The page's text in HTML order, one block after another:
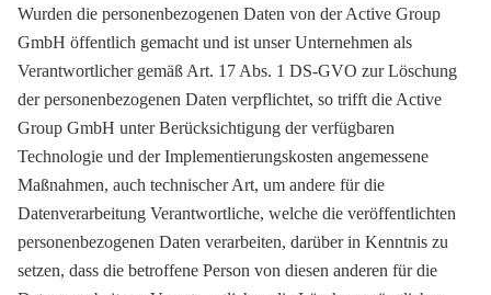
Wurden die personenbezogenen Daten von der Active Group
GmbH öffentlich gemacht und ist unser Unternehmen als
Verantwortlicher gemäß Art. 17 Abs. 1 DS-GVO zur Löschung
der personenbezogenen Daten verpflichtet, so trifft die Active
Group GmbH unter Berücksichtigung der verfügbaren
Technologie und der Implementierungskosten angemessene
Maßnahmen, auch technischer Art, um andere für die
Datenverarbeitung Verantwortliche, welche die veröffentlichten
personenbezogenen Daten verarbeiten, darüber in Kenntnis zu
setzen, dass die betroffene Person von diesen anderen für die